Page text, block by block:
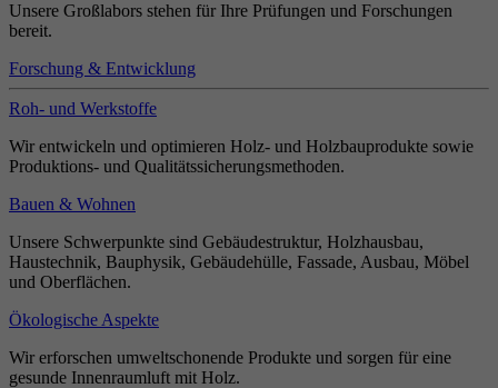
Unsere Großlabors stehen für Ihre Prüfungen und Forschungen
bereit.
Forschung & Entwicklung
Roh- und Werkstoffe
Wir entwickeln und optimieren Holz- und Holzbauprodukte sowie
Produktions- und Qualitätssicherungsmethoden.
Bauen & Wohnen
Unsere Schwerpunkte sind Gebäudestruktur, Holzhausbau,
Haustechnik, Bauphysik, Gebäudehülle, Fassade, Ausbau, Möbel
und Oberflächen.
Ökologische Aspekte
Wir erforschen umweltschonende Produkte und sorgen für eine
gesunde Innenraumluft mit Holz.